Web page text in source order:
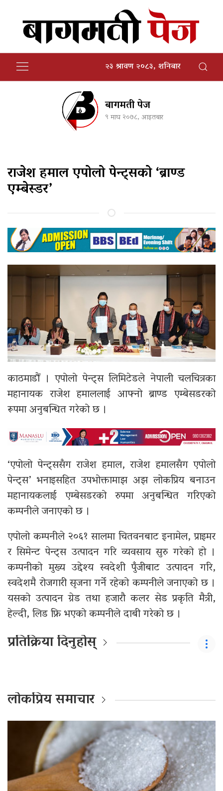
२३ श्रावण २०८३, शनिबार
बागमती पेज
९ माघ २०७८, आइतबार
राजेश हमाल एपोलो पेन्ट्सको ‘ब्राण्ड
एम्बेस्डर’
काठमाडौं । एपोलो पेन्ट्स लिमिटेडले नेपाली चलचित्रका
महानायक राजेश हमाललाई आफ्नो ब्राण्ड एम्बेसडरको
रूपमा अनुबन्धित गरेको छ ।
‘एपोलो पेन्ट्ससँग राजेश हमाल, राजेश हमालसँग एपोलो
पेन्ट्स’ भनाइसहित उपभोक्तामाझ अझ लोकप्रिय बनाउन
महानायकलाई एम्बेसडरको रुपमा अनुबन्धित गरिएको
कम्पनीले जनाएको छ ।
एपोलो कम्पनीले २०६१ सालमा चितवनबाट इनामेल, प्राइमर
र सिमेन्ट पेन्ट्स उत्पादन गरि व्यवसाय सुरु गरेको हो ।
कम्पनीको मुख्य उद्देश्य स्वदेशी पुँजीबाट उत्पादन गरि,
स्वदेशमै रोजगारी सृजना गर्ने रहेको कम्पनीले जनाएको छ ।
यसको उत्पादन ग्रेड तथा हजारौ कलर सेड प्रकृति मैत्री,
हेल्दी, लिड फ्रि भएको कम्पनीले दाबी गरेको छ ।
प्रतिक्रिया दिनुहोस्
लोकप्रिय समाचार